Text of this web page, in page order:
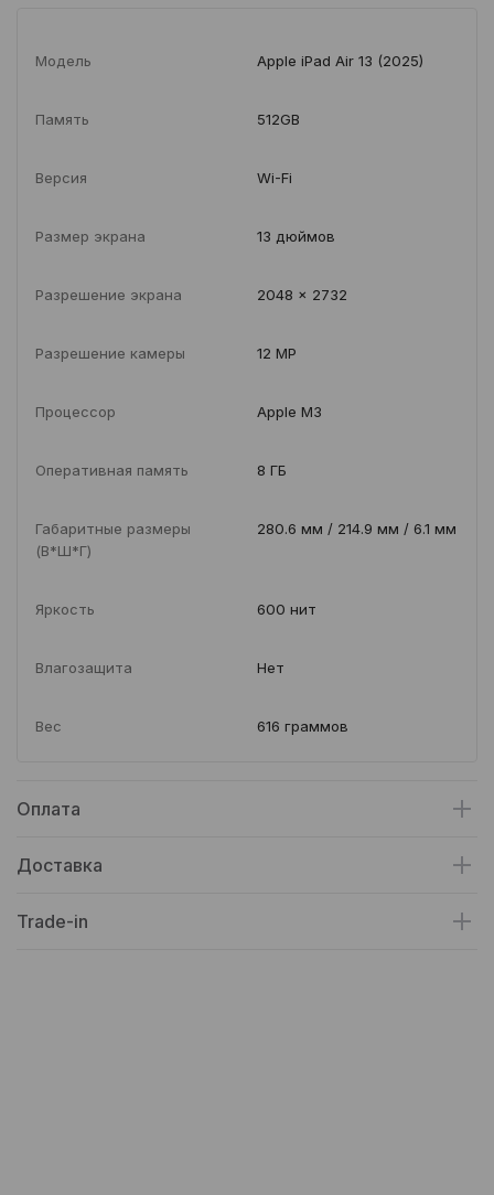
Модель Apple iPad Air 13 (2025)
Память 512GB
Версия Wi-Fi
Размер экрана 13 дюймов
Разрешение экрана 2048 x 2732
Разрешение камеры 12 MP
Процессор Apple M3
Оперативная память 8 ГБ
Габаритные размеры
(В*Ш*Г)
280.6 мм / 214.9 мм / 6.1 мм
Яркость 600 нит
Влагозащита Нет
Вес 616 граммов
Оплата
Доставка
Trade-in